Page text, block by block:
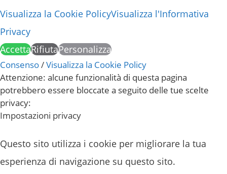
Visualizza la Cookie PolicyVisualizza l'Informativa
Privacy
AccettaRifiutaPersonalizza
Consenso/Visualizza la Cookie Policy
Attenzione: alcune funzionalità di questa pagina
potrebbero essere bloccate a seguito delle tue scelte
privacy:
Impostazioni privacy
Questo sito utilizza i cookie per migliorare la tua
esperienza di navigazione su questo sito.